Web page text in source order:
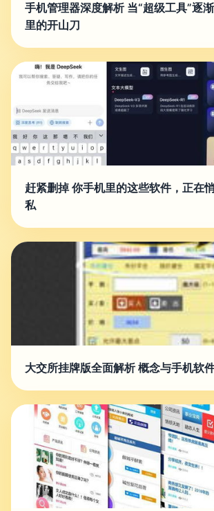
手机管理器深度解析 当“超级工具”逐
里的开山刀
赶紧删掉 你手机里的这些软件，正在
私
大交所挂牌版全面解析 概念与手机软